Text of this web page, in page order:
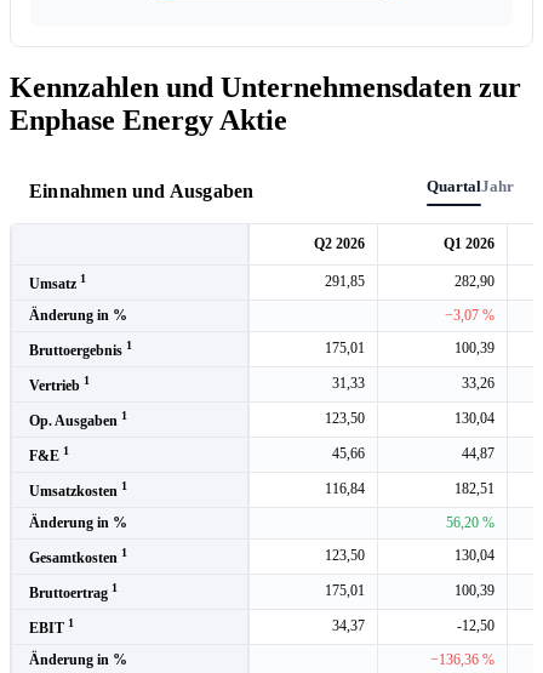
Kennzahlen und Unternehmensdaten zur
Enphase Energy Aktie
Einnahmen und Ausgaben QuartalJahr
Q2 2026 Q1 2026
Umsatz 1 291,85
282,90
Änderung in %
−3,07 %
Bruttoergebnis 1 175,01 100,39
Vertrieb 1 31,33 33,26
Op. Ausgaben 1 123,50 130,04
F&E 1 45,66 44,87
Umsatzkosten 1 116,84
182,51
Änderung in %
56,20 %
Gesamtkosten 1 123,50 130,04
Bruttoertrag 1 175,01 100,39
EBIT 1 34,37
-12,50
Änderung in %
−136,36 %